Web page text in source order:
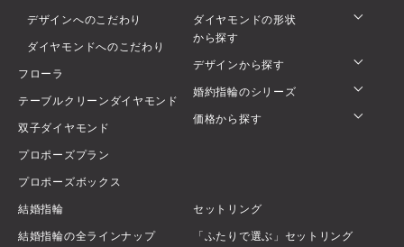
デザインへのこだわり
ダイヤモンドへのこだわり
フローラ
テーブルクリーンダイヤモンド
双子ダイヤモンド
プロポーズプラン
プロポーズボックス
ダイヤモンドの形状
から探す
デザインから探す
婚約指輪のシリーズ
価格から探す
結婚指輪
結婚指輪の全ラインナップ
セットリング
「ふたりで選ぶ」セットリング